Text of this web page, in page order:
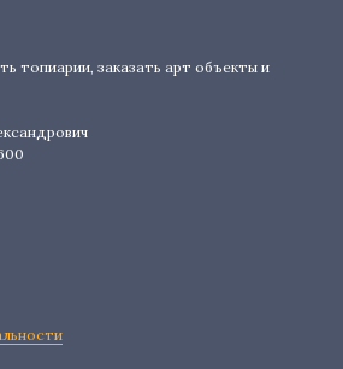
топиарии, заказать арт объекты и